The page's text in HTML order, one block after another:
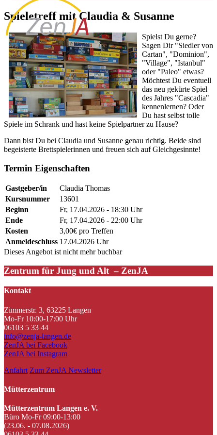
Spieletreff mit Claudia & Susanne
Spielst Du gerne?
Sagen Dir "Siedler von
Cartan", "Dominion",
"Village", "Istanbul"
oder "Paleo" etwas?
Möchtest Du eventuell
das neu gekürte Spiel
des Jahres "Cascadia"
kennenlernen? Oder
Du hast selbst tolle
Spiele im Schrank und hast keine Spielpartner zu Hause?
Dann bist Du bei Claudia und Susanne genau richtig. Beide sind
begeisterte Brettspielerinnen und freuen sich auf Gleichgesinnte!
Termin Eigenschaften
Gastgeber/in
Claudia Thomas
Kursnummer
13601
Beginn
Fr, 17.04.2026 - 18:30 Uhr
Ende
Fr, 17.04.2026 - 22:00 Uhr
Kosten
3,00€ pro Treffen
Anmeldeschluss 17.04.2026 Uhr
Dieses Angebot ist nicht mehr buchbar
Zentrum für Jung und Alt – ZenJA
Kontakt
Zimmerstr. 3, 63225 Langen
Mo-Fr 10:00-17:00 Uhr
06103 5 33 44
info@zenja-langen.de
ZenJA bei Facebook
ZenJA bei Instagram
Anfahrt Zum ZenJA Newsletter
Mütterzentrum
Mütterzentrum Langen e. V.
Büro Mo-Fr 09:00-13:00
(23.06. - 07.08.2026)